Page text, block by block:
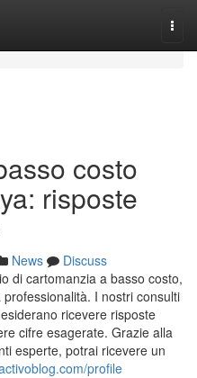
costo
risposte
News
Discuss
di cartomanzia a basso costo,
I nostri consulti
ricevere risposte
cifre esagerate. Grazie alla
esperte, potrai ricevere un
profile